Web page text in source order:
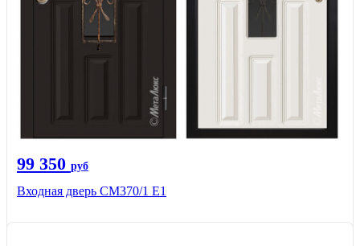
99 350 руб
Входная дверь СМ370/1 Е1